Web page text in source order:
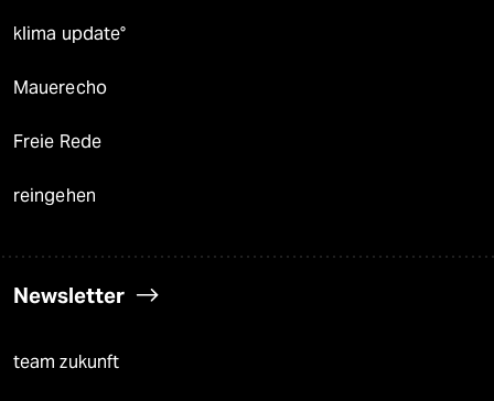
klima update°
Mauerecho
Freie Rede
reingehen
Newsletter
team zukunft